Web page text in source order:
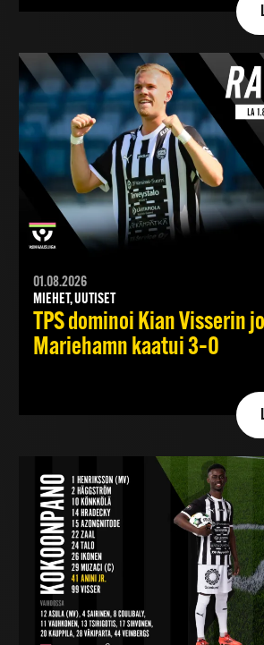
01.08.2026
MIEHET, UUTISET
TPS dominoi Kian Visserin
Mariehamn kaatui 3–0